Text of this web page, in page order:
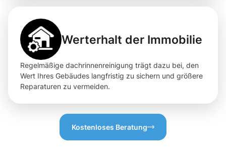
Werterhalt der Immobilie
Regelmäßige dachrinnenreinigung trägt dazu bei, den
Wert Ihres Gebäudes langfristig zu sichern und größere
Reparaturen zu vermeiden.
Kostenloses Beratung